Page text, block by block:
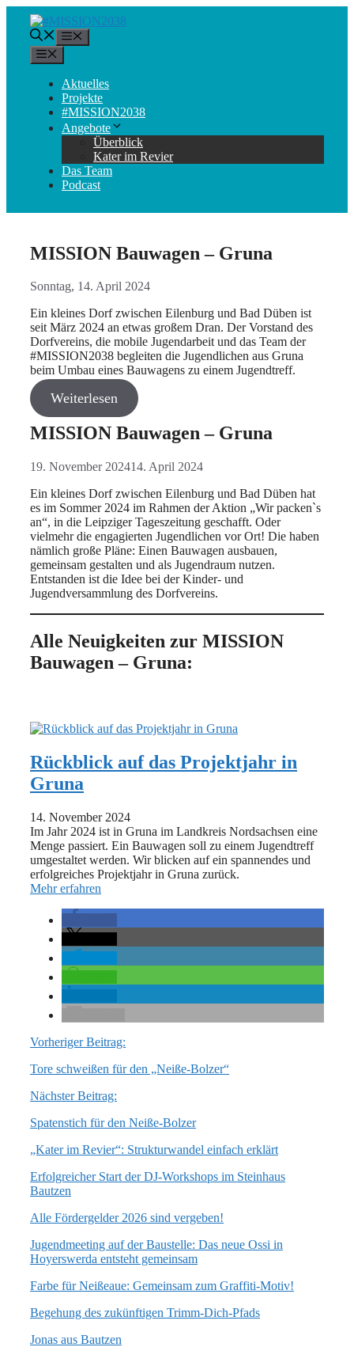
Inhalt
springen
Aktuelles
Projekte
#MISSION2038
Angebote
Überblick
Kater im Revier
Das Team
Podcast
MISSION Bauwagen – Gruna
Sonntag, 14. April 2024
Ein kleines Dorf zwischen Eilenburg und Bad Düben ist
seit März 2024 an etwas großem Dran. Der Vorstand des
Dorfvereins, die mobile Jugendarbeit und das Team der
#MISSION2038 begleiten die Jugendlichen aus Gruna
beim Umbau eines Bauwagens zu einem Jugendtreff.
Weiterlesen
MISSION Bauwagen – Gruna
19. November 202414. April 2024
Ein kleines Dorf zwischen Eilenburg und Bad Düben hat
es im Sommer 2024 im Rahmen der Aktion „Wir packen`s
an“, in die Leipziger Tageszeitung geschafft. Oder
vielmehr die engagierten Jugendlichen vor Ort! Die haben
nämlich große Pläne: Einen Bauwagen ausbauen,
gemeinsam gestalten und als Jugendraum nutzen.
Entstanden ist die Idee bei der Kinder- und
Jugendversammlung des Dorfvereins.
Alle Neuigkeiten zur MISSION
Bauwagen – Gruna:
Rückblick auf das Projektjahr in
Gruna
14. November 2024
Im Jahr 2024 ist in Gruna im Landkreis Nordsachsen eine
Menge passiert. Ein Bauwagen soll zu einem Jugendtreff
umgestaltet werden. Wir blicken auf ein spannendes und
erfolgreiches Projektjahr in Gruna zurück.
Mehr erfahren
Vorheriger Beitrag:
Tore schweißen für den „Neiße-Bolzer“
Nächster Beitrag:
Spatenstich für den Neiße-Bolzer
„Kater im Revier“: Strukturwandel einfach erklärt
Erfolgreicher Start der DJ-Workshops im Steinhaus
Bautzen
Alle Fördergelder 2026 sind vergeben!
Jugendmeeting auf der Baustelle: Das neue Ossi in
Hoyerswerda entsteht gemeinsam
Farbe für Neißeaue: Gemeinsam zum Graffiti-Motiv!
Begehung des zukünftigen Trimm-Dich-Pfads
Jonas aus Bautzen